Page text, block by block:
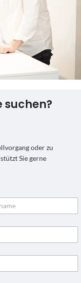
suchen?
oder zu
Sie gerne